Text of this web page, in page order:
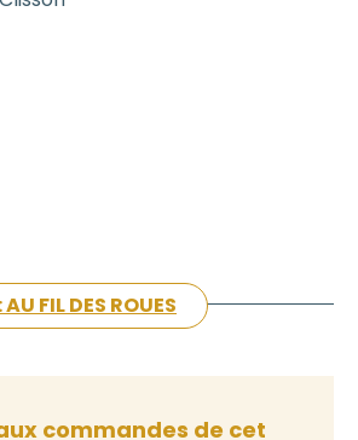
AU FIL DES ROUES
commandes de cet